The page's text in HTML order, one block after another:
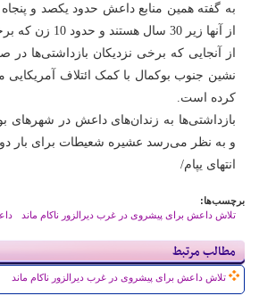
از آنها زیر 30 سال هستند و حدود 10 زن که برخی بالای پنجاه سال دارند
از آنجایی که برخی نزدیکان بازداشتی‌ها
نشین جنوب بوکمال با کمک ائتلاف آمریکایی
کرده است.
بازداشتی‌ها به زندان‌های داعش در شهرهای
و به نظر می‌رسد عشیره شعیطات برای بار
انتهای یپام/
برچسب‌ها:
تلاش داعش برای پیشروی در غرب دیرالزور ناکام ماند
مطالب مرتبط
تلاش داعش برای پیشروی در غرب دیرالزور ناکام ماند